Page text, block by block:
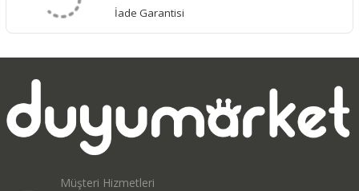
İade Garantisi
Müşteri Hizmetleri